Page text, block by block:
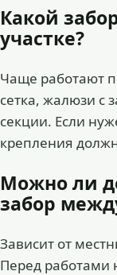
Какой
участке?
Чаще работают
сетка, жалюзи с
секции. Если
крепления
Можно ли
забор
Зависит от
Перед работами